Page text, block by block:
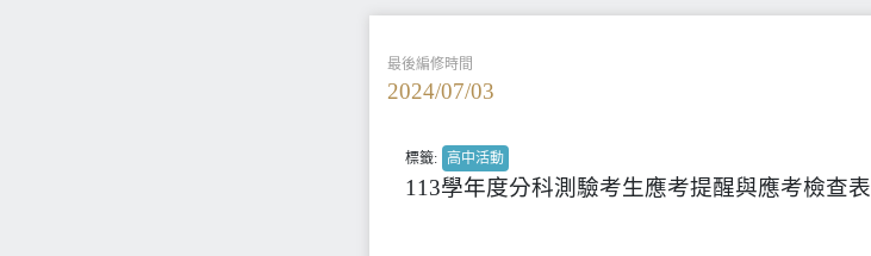
最後編修時間
2024/07/03
標籤: 高中活動
113學年度分科測驗考生應考提醒與應考檢查表